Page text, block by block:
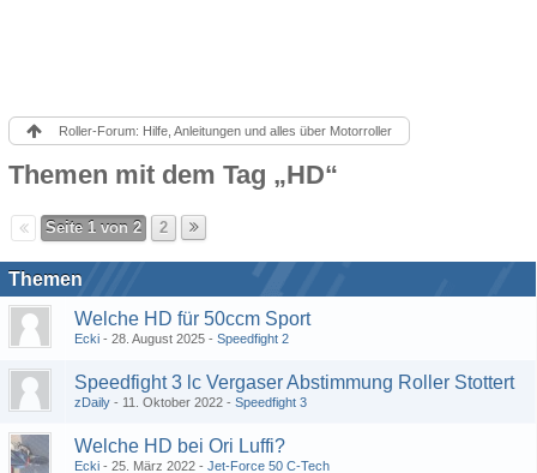
Roller-Forum: Hilfe, Anleitungen und alles über Motorroller
Themen mit dem Tag „HD“
Seite 1 von 2 2
Themen
Welche HD für 50ccm Sport
Ecki 28. August 2025 Speedfight 2
Speedfight 3 lc Vergaser Abstimmung Roller Stottert
zDaily 11. Oktober 2022 Speedfight 3
Welche HD bei Ori Luffi?
Ecki 25. März 2022 Jet-Force 50 C-Tech